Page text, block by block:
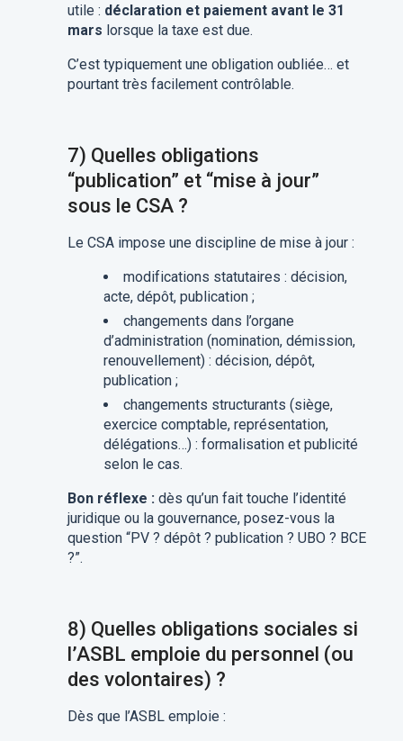
utile : déclaration et paiement avant le 31
mars lorsque la taxe est due.
C’est typiquement une obligation oubliée… et
pourtant très facilement contrôlable.
7) Quelles obligations
“publication” et “mise à jour”
sous le CSA ?
Le CSA impose une discipline de mise à jour :
modifications statutaires : décision,
acte, dépôt, publication ;
changements dans l’organe
d’administration (nomination, démission,
renouvellement) : décision, dépôt,
publication ;
changements structurants (siège,
exercice comptable, représentation,
délégations…) : formalisation et publicité
selon le cas.
Bon réflexe :dès qu’un fait touche l’identité
juridique ou la gouvernance, posez-vous la
question “PV ? dépôt ? publication ? UBO ? BCE
?”.
8) Quelles obligations sociales si
l’ASBL emploie du personnel (ou
des volontaires) ?
Dès que l’ASBL emploie :